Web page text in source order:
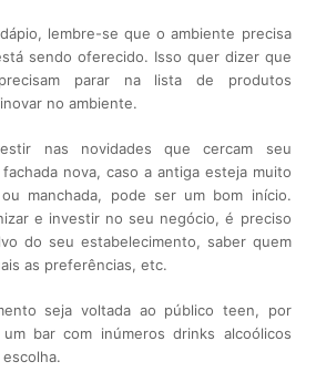
lembre-se que o ambiente precisa
sendo oferecido. Isso quer dizer que
parar na lista de produtos
no ambiente.
nas novidades que cercam seu
nova, caso a antiga esteja muito
manchada, pode ser um bom início.
e investir no seu negócio, é preciso
do seu estabelecimento, saber quem
as preferências, etc.
seja voltada ao público teen, por
bar com inúmeros drinks alcoólicos